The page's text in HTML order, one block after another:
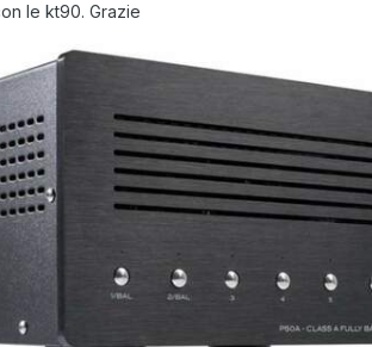
le kt90. Grazie